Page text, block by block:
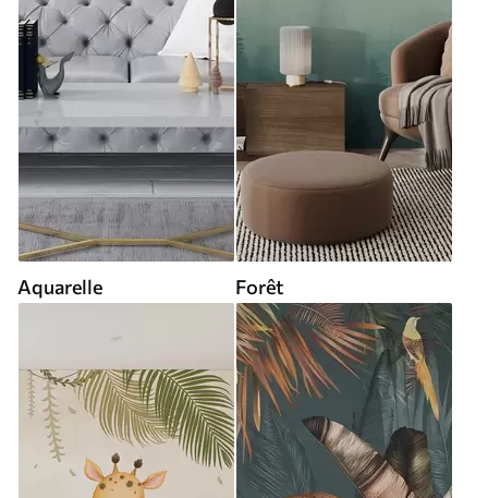
Aquarelle Forêt